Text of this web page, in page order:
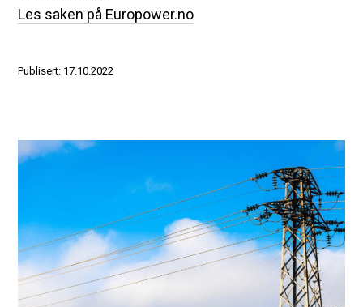
Les saken på Europower.no
Publisert: 17.10.2022